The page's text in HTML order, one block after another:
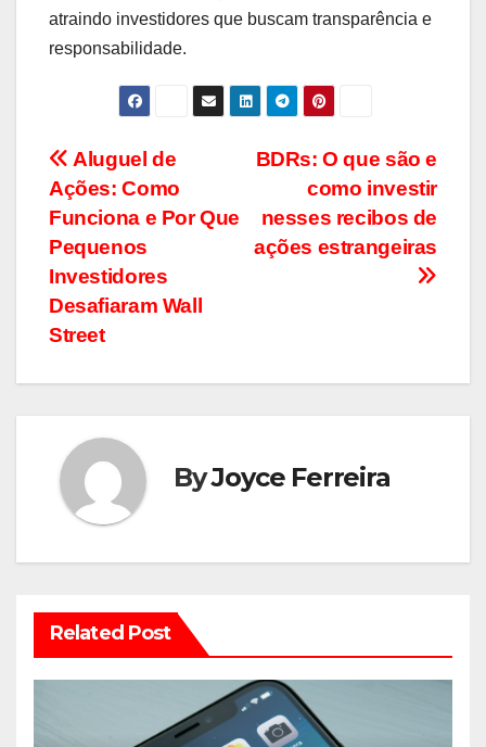
atraindo investidores que buscam transparência e
responsabilidade.
Navegação
de
artigos
BDRs: O que são e
como investir
nesses recibos de
ações estrangeiras
Aluguel de
Ações: Como
Funciona e Por Que
Pequenos
Investidores
Desafiaram Wall
Street
ByJoyce Ferreira
Related Post